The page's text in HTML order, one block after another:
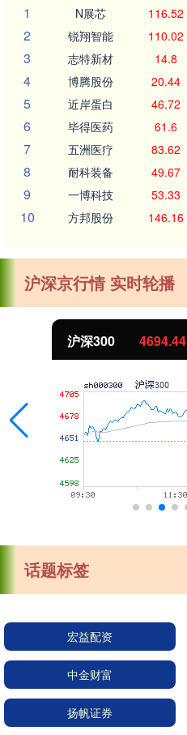
1
N展芯 116.52
2 锐翔智能 110.02
3 志特新材 14.8
4 博腾股份 20.44
5 近岸蛋白 46.72
6 毕得医药 61.6
7 五洲医疗 83.62
8 耐科装备 49.67
9 一博科技 53.33
10 方邦股份 146.16
沪深京行情 实时轮播
沪深300 4694.44
话题标签
宏益配资
中金财富
扬帆证券